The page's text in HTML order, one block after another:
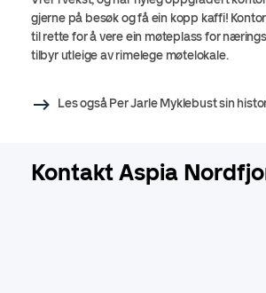
gjerne på besøk og få ein kopp kaffi!
til rette for å vere ein møteplass for
tilbyr utleige av rimelege møtelokale.
Les også Per Jarle Myklebust sin
Kontakt Aspia